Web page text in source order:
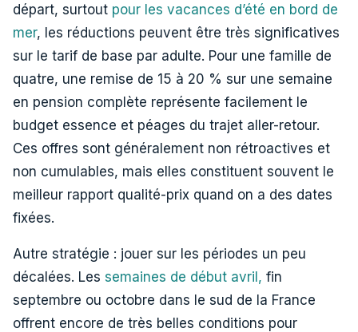
départ, surtout pour les vacances d’été en bord de
mer, les réductions peuvent être très significatives
sur le tarif de base par adulte. Pour une famille de
quatre, une remise de 15 à 20 % sur une semaine
en pension complète représente facilement le
budget essence et péages du trajet aller-retour.
Ces offres sont généralement non rétroactives et
non cumulables, mais elles constituent souvent le
meilleur rapport qualité-prix quand on a des dates
fixées.
Autre stratégie : jouer sur les périodes un peu
décalées. Les semaines de début avril, fin
septembre ou octobre dans le sud de la France
offrent encore de très belles conditions pour